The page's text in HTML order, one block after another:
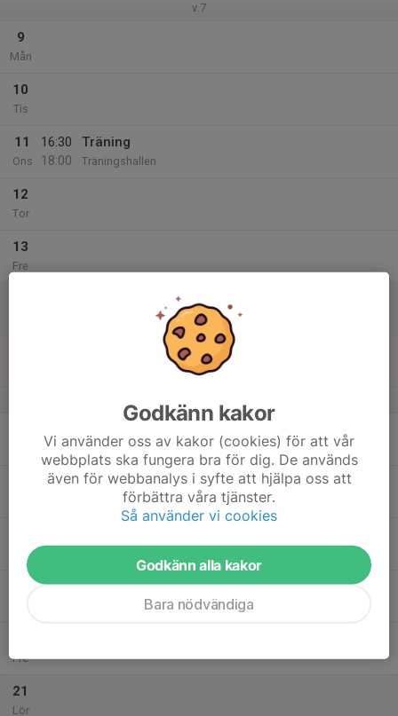
v.7
9
Mån
10
Tis
11
Ons
16:30
18:00
Träning
Träningshallen
12
Tor
13
Fre
Ons
Fre
21
Lör
Godkänn kakor
Vi använder oss av kakor (cookies) för att vår
webbplats ska fungera bra för dig. De används
även för webbanalys i syfte att hjälpa oss att
förbättra våra tjänster.
Så använder vi cookies
Godkänn alla kakor
Bara nödvändiga